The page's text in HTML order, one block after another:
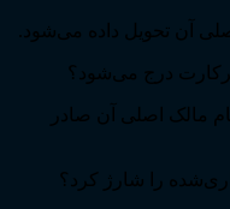
آن تحویل داده می‌شود.
درج می‌شود؟
مالک اصلی آن صادر
را شارژ کرد؟